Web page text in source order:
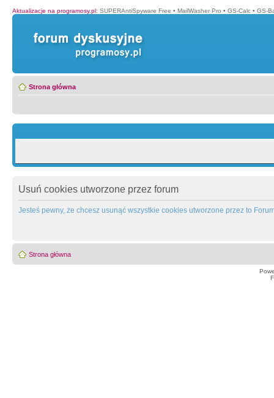
Aktualizacje na programosy.pl: SUPERAntiSpyware Free • MailWasher Pro • GS-Calc • GS-
Strona główna
Usuń cookies utworzone przez forum
Jesteś pewny, że chcesz usunąć wszystkie cookies utworzone przez to
Strona główna